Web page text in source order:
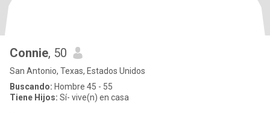
Connie, 50
San Antonio, Texas, Estados Unidos
Buscando: Hombre 45 - 55
Tiene Hijos: Sí- vive(n) en casa